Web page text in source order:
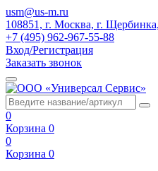
usm@us-m.ru
108851, г. Москва, г.
+7 (495) 962-967-55-88
Вход/Регистрация
Заказать звонок
0
Корзина 0
0
Корзина 0